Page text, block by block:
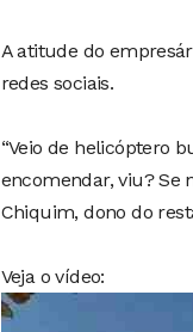
A atitude do
redes sociais.
“Veio de helicóptero
encomendar, viu? Se
Chiquim, dono do
Veja o vídeo:
Tocador